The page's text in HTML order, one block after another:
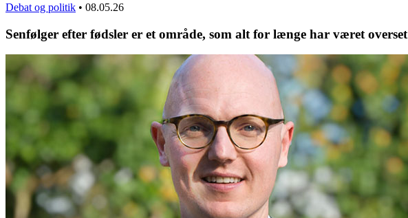
Debat og politik • 08.05.26
Senfølger efter fødsler er et område, som alt for længe har været overset